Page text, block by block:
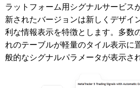
ラットフォーム用シグナルサービス
新されたバージョンは新しくデザイ
利な情報表示を特徴とします。多数
れのテーブルが軽量のタイル表示に
般的なシグナルパラメータが表示さ